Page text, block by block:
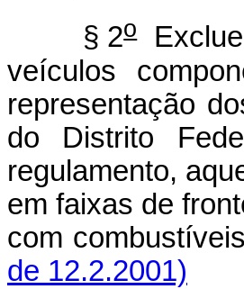
§ 2o
veículos
representação
do Distrito
regulamento,
em faixas de
com
de 12.2.2001)